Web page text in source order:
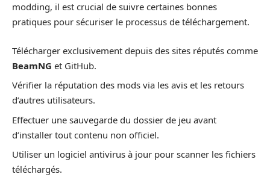
modding, il est crucial de suivre certaines bonnes
pratiques pour sécuriser le processus de téléchargement.
Télécharger exclusivement depuis des sites réputés comme
BeamNG et GitHub.
Vérifier la réputation des mods via les avis et les retours
d’autres utilisateurs.
Effectuer une sauvegarde du dossier de jeu avant
d’installer tout contenu non officiel.
Utiliser un logiciel antivirus à jour pour scanner les fichiers
téléchargés.